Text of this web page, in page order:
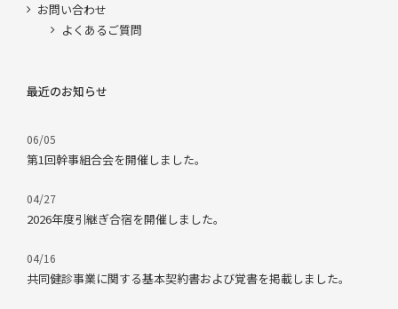
お問い合わせ
よくあるご質問
最近のお知らせ
06/05
第1回幹事組合会を開催しました。
04/27
2026年度引継ぎ合宿を開催しました。
04/16
共同健診事業に関する基本契約書および覚書を掲載しました。